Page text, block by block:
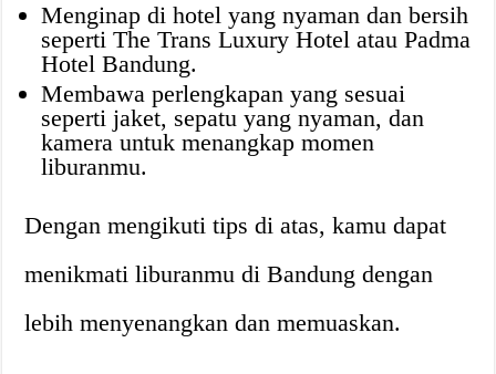
Menginap di hotel yang nyaman dan bersih
seperti The Trans Luxury Hotel atau Padma
Hotel Bandung.
Membawa perlengkapan yang sesuai
seperti jaket, sepatu yang nyaman, dan
kamera untuk menangkap momen
liburanmu.
Dengan mengikuti tips di atas, kamu dapat
menikmati liburanmu di Bandung dengan
lebih menyenangkan dan memuaskan.